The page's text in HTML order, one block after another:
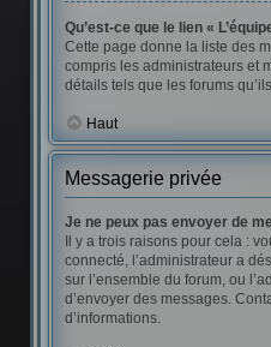
Qu’est-ce que le lien «
Cette page donne la liste des
compris les administrateurs et
détails tels que les forums
Haut
Messagerie privée
Je ne peux pas envoyer de
Il y a trois raisons pour cela :
connecté, l’administrateur a
sur l’ensemble du forum, ou
d’envoyer des messages.
d’informations.